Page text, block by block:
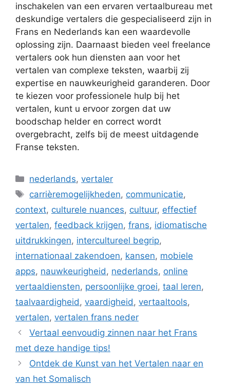
inschakelen van een ervaren vertaalbureau met
deskundige vertalers die gespecialiseerd zijn in
Frans en Nederlands kan een waardevolle
oplossing zijn. Daarnaast bieden veel freelance
vertalers ook hun diensten aan voor het
vertalen van complexe teksten, waarbij zij
expertise en nauwkeurigheid garanderen. Door
te kiezen voor professionele hulp bij het
vertalen, kunt u ervoor zorgen dat uw
boodschap helder en correct wordt
overgebracht, zelfs bij de meest uitdagende
Franse teksten.
Categorieën
nederlands,vertaler
Tags
carrièremogelijkheden, communicatie,
context, culturele nuances, cultuur, effectief
vertalen, feedback krijgen, frans, idiomatische
uitdrukkingen, intercultureel begrip,
internationaal zakendoen, kansen, mobiele
apps, nauwkeurigheid , nederlands, online
vertaaldiensten, persoonlijke groei, taal leren,
taalvaardigheid , vaardigheid , vertaaltools,
vertalen, vertalen frans neder
Vertaal eenvoudig zinnen naar het Frans
met deze handige tips!
Ontdek de Kunst van het Vertalen naar en
van het Somalisch